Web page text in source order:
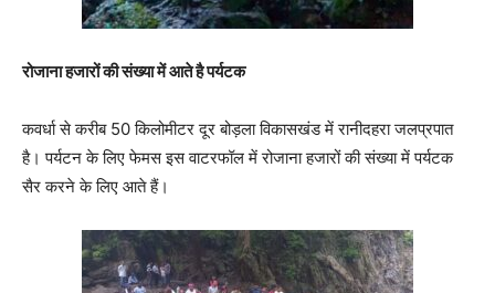
रोजाना हजारों की संख्या में आते है पर्यटक
कवर्धा से करीब 50 किलोमीटर दूर बोड़ला विकासखंड में रानीदहरा जलप्रपात
है। पर्यटन के लिए फेमस इस वाटरफॉल में रोजाना हजारों की संख्या में पर्यटक
सैर करने के लिए आते हैं।